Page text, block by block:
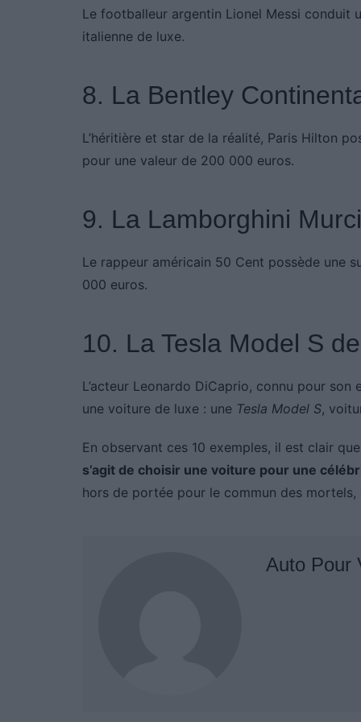
Le footballeur argentin Lionel Messi conduit
italienne de luxe.
8. La Bentley
L’héritière et star de la réalité, Paris Hilton
pour une valeur de 200 000 euros.
9. La Lamborghini
Le rappeur américain 50 Cent possède une
000 euros.
10. La Tesla Model S
L’acteur Leonardo DiCaprio, connu pour son
une voiture de luxe : une Tesla Model S,
En observant ces 10 exemples, il est clair que
s’agit de choisir une voiture pour une
hors de portée pour le commun des
Auto Pour